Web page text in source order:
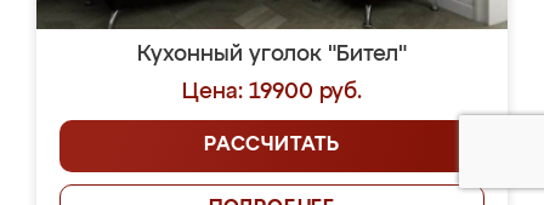
Кухонный уголок "Бител"
Цена: 19900 руб.
РАССЧИТАТЬ